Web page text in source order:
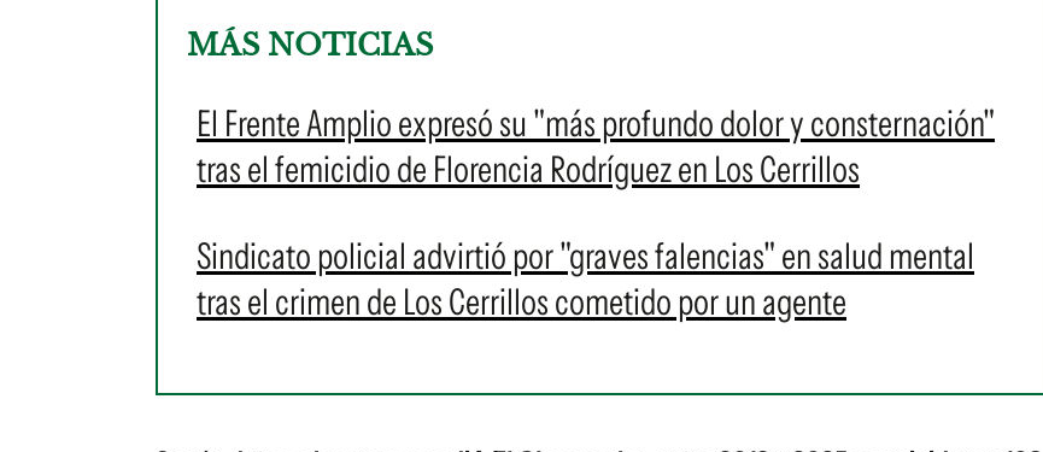
MÁS NOTICIAS
El Frente Amplio expresó su "más profundo dolor y consternación"
tras el femicidio de Florencia Rodríguez en Los Cerrillos
Sindicato policial advirtió por "graves falencias" en salud mental
tras el crimen de Los Cerrillos cometido por un agente